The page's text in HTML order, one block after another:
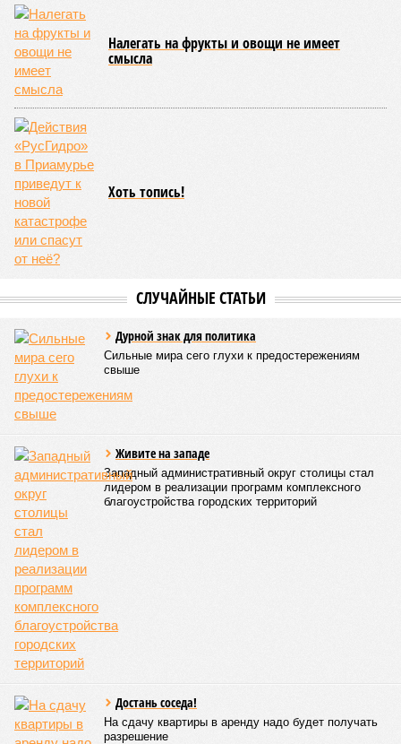
Налегать на фрукты и овощи не имеет
смысла
Хоть топись!
СЛУЧАЙНЫЕ СТАТЬИ
Дурной знак для политика
Сильные мира сего глухи к предостережениям
свыше
Живите на западе
Западный административный округ столицы стал
лидером в реализации программ комплексного
благоустройства городских территорий
Достань соседа!
На сдачу квартиры в аренду надо будет получать
разрешение